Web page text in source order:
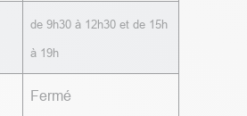
de 9h30 à 12h30 et de 15h
à 19h
Fermé